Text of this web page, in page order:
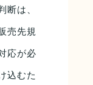
断は、
売先規
応が必
込むた